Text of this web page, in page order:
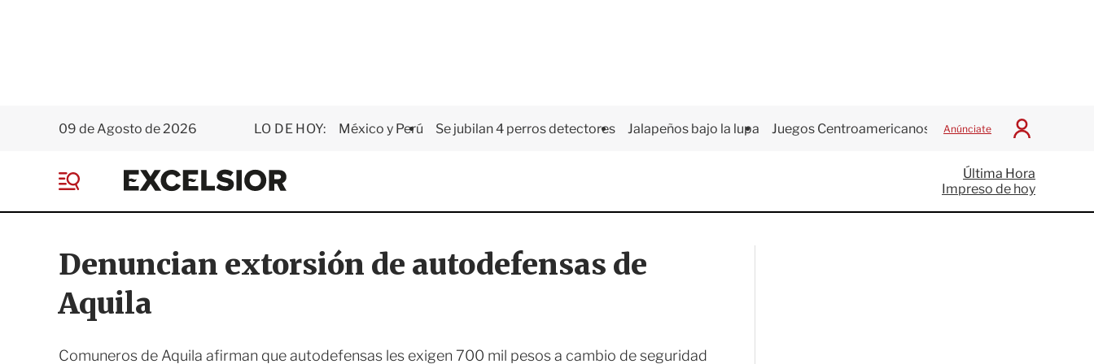
09 de Agosto de 2026 LO DE HOY: México y Perú Se jubilan 4 perros detectores Jalapeños bajo la lupa Juegos Centroamericanos Anúnciate
I
c
i
a
E
x
e
i
o
e
Última Hora
Impreso de hoy
Denuncian extorsión de autodefensas de
Aquila
Comuneros de Aquila afirman que autodefensas les exigen 700 mil pesos a cambio de seguridad